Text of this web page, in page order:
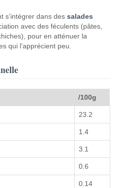
s’intégrer dans des salades
avec des féculents (pâtes,
pour en atténuer la
qui l’apprécient peu.
/100g
23.2
1.4
3.1
0.6
0.14